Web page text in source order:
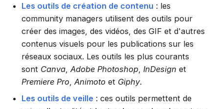
Les outils de création de contenu : les
community managers utilisent des outils pour
créer des images, des vidéos, des GIF et d'autres
contenus visuels pour les publications sur les
réseaux sociaux. Les outils les plus courants
sont Canva Adobe Photoshop InDesign et
Premiere Pro Animoto et Giphy.
Les outils de veille : ces outils permettent de